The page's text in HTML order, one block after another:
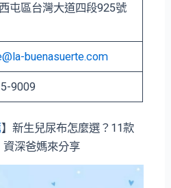
屯區台灣大道四段925號
buenasuerte.com
9009
】新生兒尿布怎麼選？11款
資深爸媽來分享